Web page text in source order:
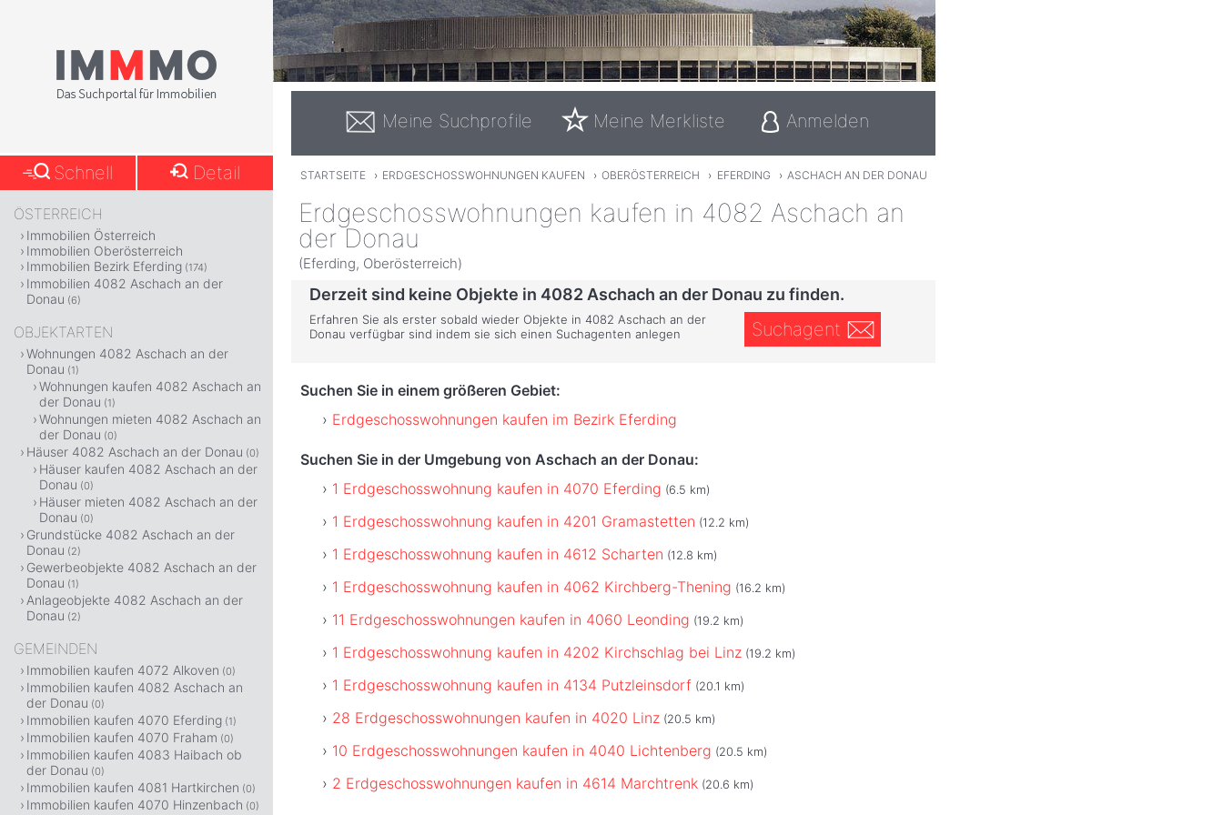
Meine Suchprofile Meine Merkliste Anmelden
STARTSEITE › ERDGESCHOSSWOHNUNGEN KAUFEN › OBERÖSTERREICH › EFERDING › ASCHACH AN DER DONAU
Erdgeschosswohnungen kaufen in 4082 Aschach an
der Donau
(Eferding, Oberösterreich)
Derzeit sind keine Objekte in 4082 Aschach an der Donau zu finden.
Erfahren Sie als erster sobald wieder Objekte in 4082 Aschach an der
Donau verfügbar sind indem sie sich einen Suchagenten anlegen
Suchagent
Suchen Sie in einem größeren Gebiet:
Erdgeschosswohnungen kaufen im Bezirk Eferding
Suchen Sie in der Umgebung von Aschach an der Donau:
1 Erdgeschosswohnung kaufen in 4070 Eferding (6.5 km)
1 Erdgeschosswohnung kaufen in 4201 Gramastetten (12.2 km)
1 Erdgeschosswohnung kaufen in 4612 Scharten (12.8 km)
1 Erdgeschosswohnung kaufen in 4062 Kirchberg-Thening (16.2 km)
11 Erdgeschosswohnungen kaufen in 4060 Leonding (19.2 km)
1 Erdgeschosswohnung kaufen in 4202 Kirchschlag bei Linz (19.2 km)
1 Erdgeschosswohnung kaufen in 4134 Putzleinsdorf (20.1 km)
28 Erdgeschosswohnungen kaufen in 4020 Linz (20.5 km)
10 Erdgeschosswohnungen kaufen in 4040 Lichtenberg (20.5 km)
2 Erdgeschosswohnungen kaufen in 4614 Marchtrenk (20.6 km)
Schnell Detail
ÖSTERREICH
Immobilien Österreich
Immobilien Oberösterreich
Immobilien Bezirk Eferding (174)
Immobilien 4082 Aschach an der
Donau (6)
OBJEKTARTEN
Wohnungen 4082 Aschach an der
Donau (1)
Wohnungen kaufen 4082 Aschach an
der Donau (1)
Wohnungen mieten 4082 Aschach an
der Donau (0)
Häuser 4082 Aschach an der Donau (0)
Häuser kaufen 4082 Aschach an der
Donau (0)
Häuser mieten 4082 Aschach an der
Donau (0)
Grundstücke 4082 Aschach an der
Donau (2)
Gewerbeobjekte 4082 Aschach an der
Donau (1)
Anlageobjekte 4082 Aschach an der
Donau (2)
GEMEINDEN
Immobilien kaufen 4072 Alkoven (0)
Immobilien kaufen 4082 Aschach an
der Donau (0)
Immobilien kaufen 4070 Eferding (1)
Immobilien kaufen 4070 Fraham (0)
Immobilien kaufen 4083 Haibach ob
der Donau (0)
Immobilien kaufen 4081 Hartkirchen (0)
Immobilien kaufen 4070 Hinzenbach (0)